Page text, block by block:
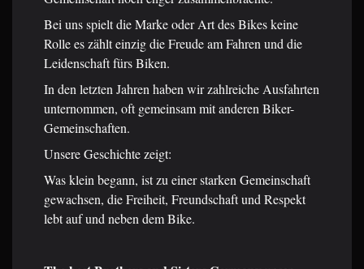
Bei uns spielt die Marke oder Art des Bikes keine
Rolle es zählt einzig die Freude am Fahren und die
Leidenschaft fürs Biken.
In den letzten Jahren haben wir zahlreiche Ausfahrten
unternommen, oft gemeinsam mit anderen Biker-
Gemeinschaften.
Unsere Geschichte zeigt:
Was klein begann, ist zu einer starken Gemeinschaft
gewachsen, die Freiheit, Freundschaft und Respekt
lebt auf und neben dem Bike.